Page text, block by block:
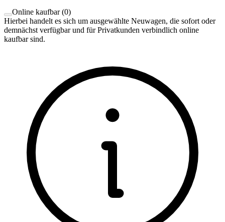
Online kaufbar(0)
Hierbei handelt es sich um ausgewählte Neuwagen, die sofort oder
demnächst verfügbar und für Privatkunden verbindlich online
kaufbar sind.